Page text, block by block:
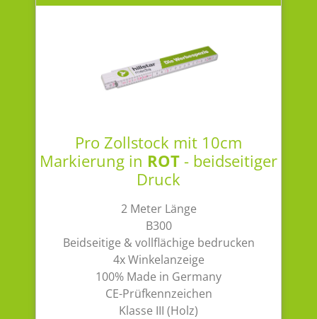
Pro Zollstock mit 10cm
Markierung in ROT- beidseitiger
Druck
2 Meter Länge
B300
Beidseitige & vollflächige bedrucken
4x Winkelanzeige
100% Made in Germany
CE-Prüfkennzeichen
Klasse III (Holz)